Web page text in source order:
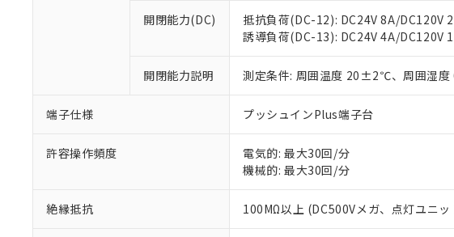
開閉能力(DC)
抵抗負荷(DC-12): DC24V 8A/DC120V
誘導負荷(DC-13): DC24V 4A/DC120V
開閉能力説明 測定条件: 周囲温度 20±2℃、周囲湿
端子仕様 プッシュインPlus端子台
許容操作頻度
電気的: 最大30回/分
機械的: 最大30回/分
絶縁抵抗 100MΩ以上 (DC500Vメガ、点灯ユニッ
マイパーツ機能（部品リスト
ている必要があります。
お客様が当ウェブサイト上で
が、当社の製品・サービスに
さい。
※当社の共同利用者とは、
※3 非含有証明書ダウンロード
下記の非含有証明書をダウンロー
51物質の非含有証明書（当社基準）
※本証明書は発行日時点で非含有を
また、RoHS指令のフタル酸エス
混在することから備考欄に対応日
既に当社にて対応品への在庫切替
り割愛しております。
「ｅ」：有害物質（10物質）のす
「10」：通常の使用状況下におい
味します。
合
機器販売店・当社販売員
白